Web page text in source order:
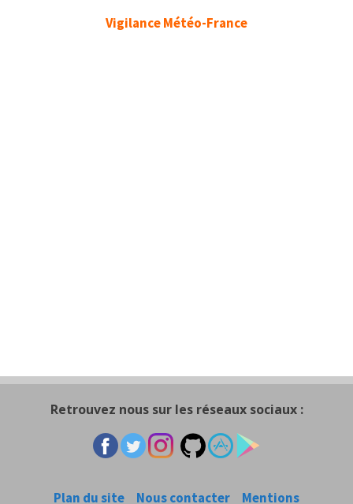
Vigilance Météo-France
Retrouvez nous sur les réseaux sociaux :
Plan du site Nous contacter Mentions